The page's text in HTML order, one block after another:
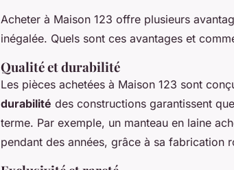
Acheter à Maison 123 offre plusieurs
inégalée. Quels sont ces avantages et
Qualité et durabilité
Les pièces achetées à Maison 123 sont
durabilité des constructions garantissent
terme. Par exemple, un manteau en laine
pendant des années, grâce à sa fabrication